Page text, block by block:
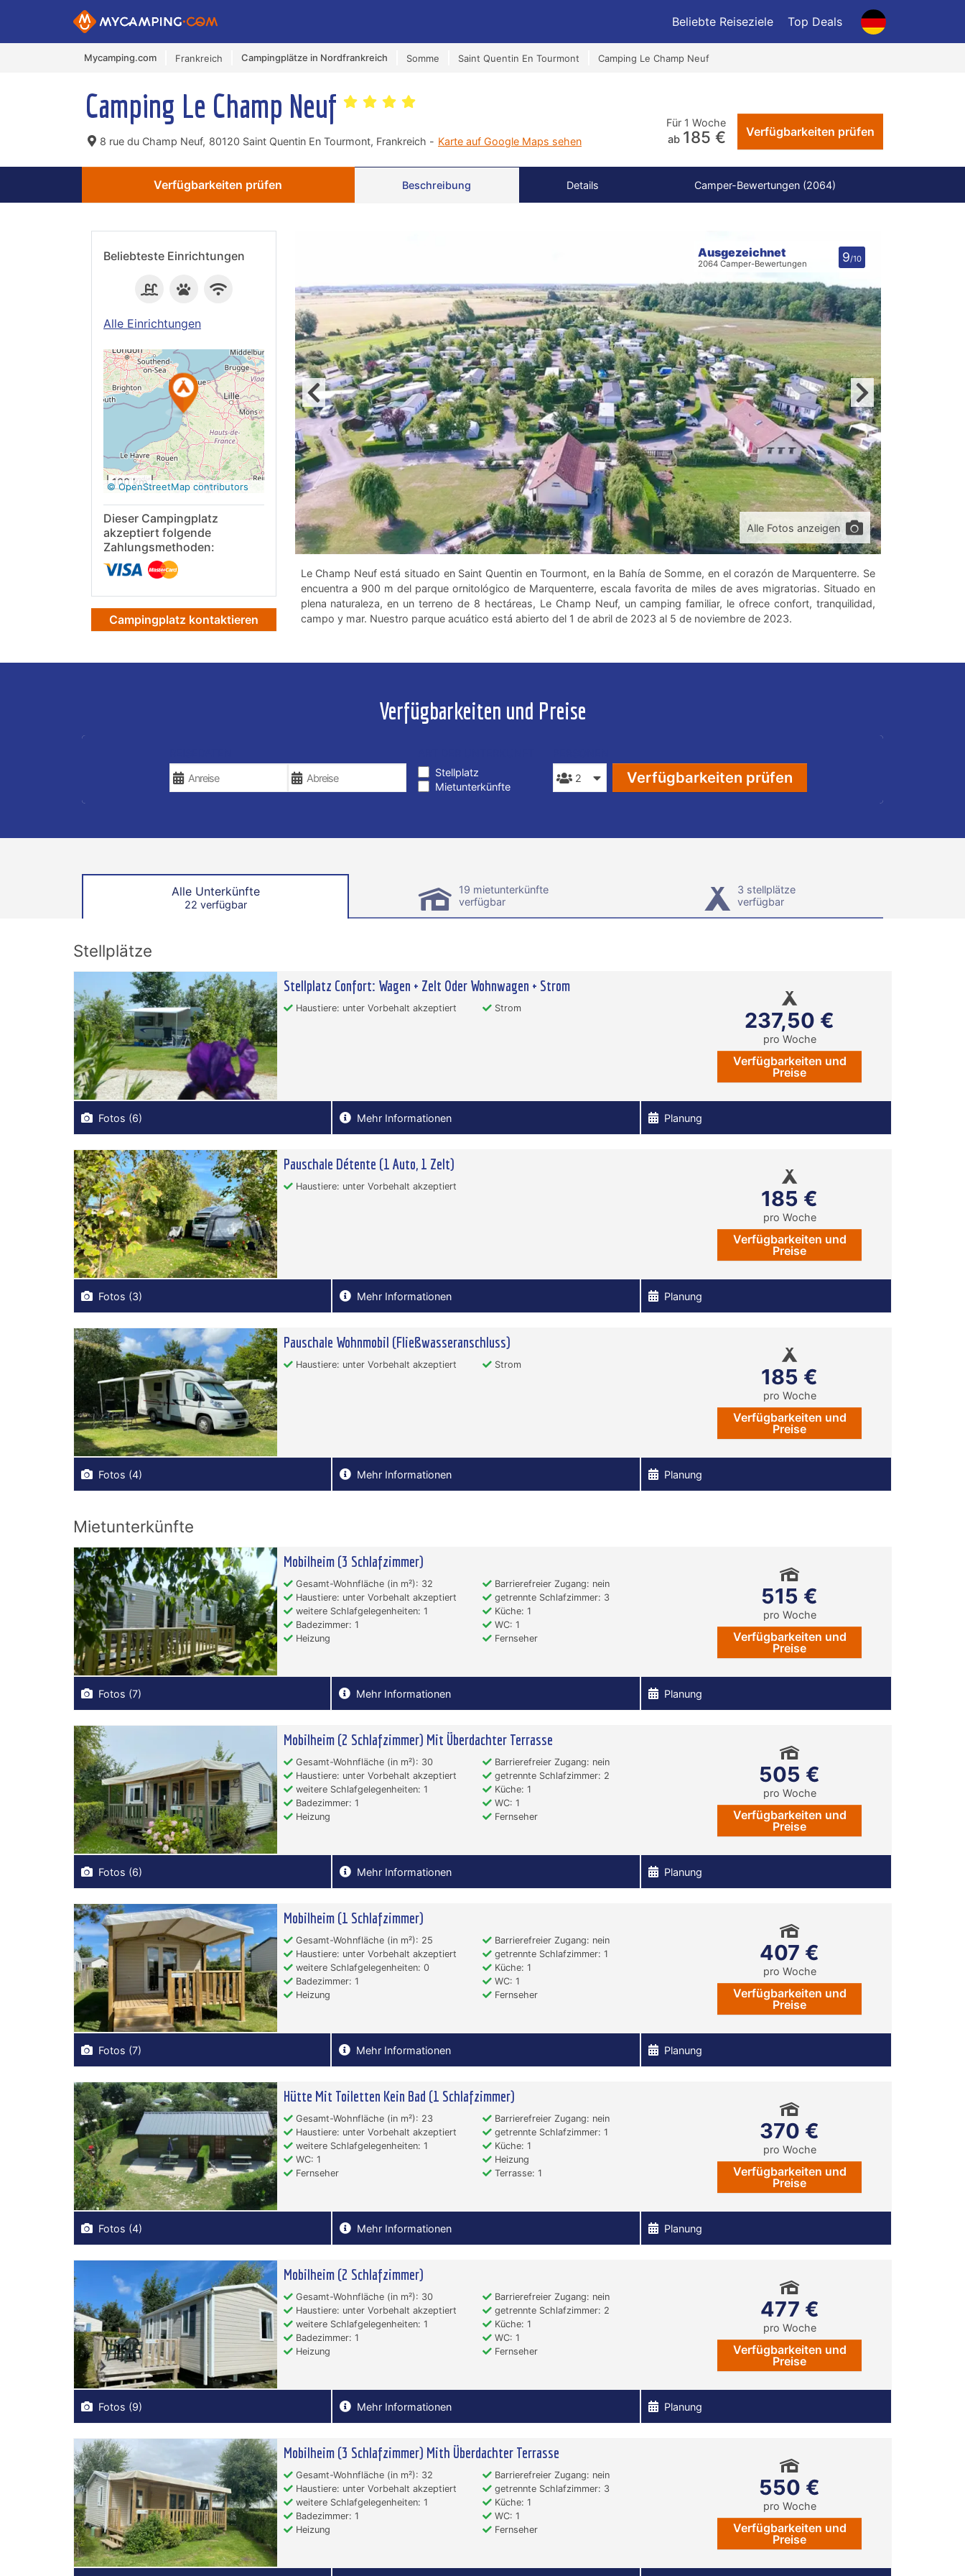
Beliebte Reiseziele Top Deals
Mycamping.com Frankreich Campingplätze in Nordfrankreich Somme Saint Quentin En Tourmont Camping Le Champ Neuf
Camping Le Champ Neuf
8 rue du Champ Neuf, 80120 Saint Quentin En Tourmont, Frankreich - Karte auf Google Maps sehen
Für 1 Woche
ab 185 € Verfügbarkeiten prüfen
Verfügbarkeiten prüfen Beschreibung Details Camper-Bewertungen (2064)
Beliebteste Einrichtungen
Alle Einrichtungen
Auf Google
Maps
anzeigen
100 km
© OpenStreetMap contributors
Dieser Campingplatz
akzeptiert folgende
Zahlungsmethoden:
Campingplatz kontaktieren
Alle Fotos anzeigen
Ausgezeichnet
2064 Camper-Bewertungen 9/10
Le Champ Neuf está situado en Saint Quentin en Tourmont, en la Bahía de Somme, en el corazón de Marquenterre. Se
encuentra a 900 m del parque ornitológico de Marquenterre, escala favorita de miles de aves migratorias. Situado en
plena naturaleza, en un terreno de 8 hectáreas, Le Champ Neuf, un camping familiar, le ofrece confort, tranquilidad,
campo y mar. Nuestro parque acuático está abierto del 1 de abril de 2023 al 5 de noviembre de 2023.
Verfügbarkeiten und Preise
Stellplatz
Mietunterkünfte
Verfügbarkeiten prüfen
Alle Unterkünfte
22 verfügbar
19 mietunterkünfte
verfügbar
3 stellplätze
verfügbar
Stellplätze
Stellplatz Confort: Wagen + Zelt Oder Wohnwagen + Strom
Haustiere: unter Vorbehalt akzeptiert Strom 237,50 €
pro Woche
Verfügbarkeiten und
Preise
Fotos (6) Mehr Informationen Planung
Pauschale Détente (1 Auto, 1 Zelt)
Haustiere: unter Vorbehalt akzeptiert 185 €
pro Woche
Verfügbarkeiten und
Preise
Fotos (3) Mehr Informationen Planung
Pauschale Wohnmobil (Fließwasseranschluss)
Haustiere: unter Vorbehalt akzeptiert Strom 185 €
pro Woche
Verfügbarkeiten und
Preise
Fotos (4) Mehr Informationen Planung
Mietunterkünfte
Mobilheim (3 Schlafzimmer)
Gesamt-Wohnfläche (in m²): 32
Barrierefreier Zugang: nein
Haustiere: unter Vorbehalt akzeptiert
getrennte Schlafzimmer: 3
weitere Schlafgelegenheiten: 1
Küche: 1
Badezimmer: 1
WC: 1
Heizung
Fernseher
515 €
pro Woche
Verfügbarkeiten und
Preise
Fotos (7) Mehr Informationen Planung
Mobilheim (2 Schlafzimmer) Mit Überdachter Terrasse
Gesamt-Wohnfläche (in m²): 30
Barrierefreier Zugang: nein
Haustiere: unter Vorbehalt akzeptiert
getrennte Schlafzimmer: 2
weitere Schlafgelegenheiten: 1
Küche: 1
Badezimmer: 1
WC: 1
Heizung
Fernseher
505 €
pro Woche
Verfügbarkeiten und
Preise
Fotos (6) Mehr Informationen Planung
Mobilheim (1 Schlafzimmer)
Gesamt-Wohnfläche (in m²): 25
Barrierefreier Zugang: nein
Haustiere: unter Vorbehalt akzeptiert
getrennte Schlafzimmer: 1
weitere Schlafgelegenheiten: 0
Küche: 1
Badezimmer: 1
WC: 1
Heizung
Fernseher
407 €
pro Woche
Verfügbarkeiten und
Preise
Fotos (7) Mehr Informationen Planung
Hütte Mit Toiletten Kein Bad (1 Schlafzimmer)
Gesamt-Wohnfläche (in m²): 23
Barrierefreier Zugang: nein
Haustiere: unter Vorbehalt akzeptiert
getrennte Schlafzimmer: 1
weitere Schlafgelegenheiten: 1
Küche: 1
WC: 1
Heizung
Fernseher
Terrasse: 1
370 €
pro Woche
Verfügbarkeiten und
Preise
Fotos (4) Mehr Informationen Planung
Mobilheim (2 Schlafzimmer)
Gesamt-Wohnfläche (in m²): 30
Barrierefreier Zugang: nein
Haustiere: unter Vorbehalt akzeptiert
getrennte Schlafzimmer: 2
weitere Schlafgelegenheiten: 1
Küche: 1
Badezimmer: 1
WC: 1
Heizung
Fernseher
477 €
pro Woche
Verfügbarkeiten und
Preise
Fotos (9) Mehr Informationen Planung
Mobilheim (3 Schlafzimmer) Mith Überdachter Terrasse
Gesamt-Wohnfläche (in m²): 32
Barrierefreier Zugang: nein
Haustiere: unter Vorbehalt akzeptiert
getrennte Schlafzimmer: 3
weitere Schlafgelegenheiten: 1
Küche: 1
Badezimmer: 1
WC: 1
Heizung
Fernseher
550 €
pro Woche
Verfügbarkeiten und
Preise